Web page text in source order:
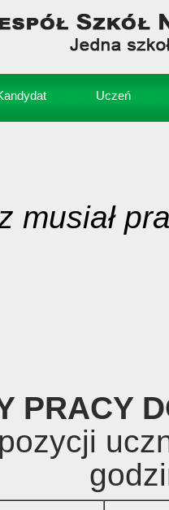
Uczeń
musiał
PRACY